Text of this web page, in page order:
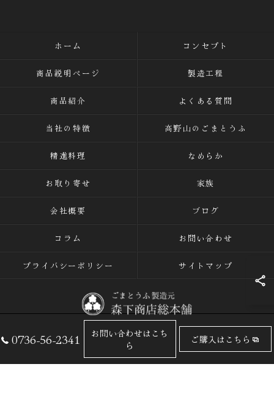
0736-56-2341
お問い合わせはこち
ら
ご購入はこちら
ホーム コンセプト
商品説明ページ 製造工程
商品紹介 よくある質問
当社の特徴 高野山のごまとうふ
精進料理 なめらか
お取り寄せ 家族
会社概要 ブログ
コラム お問い合わせ
プライバシーポリシー サイトマップ
© 2026 ごまとうふの専門店なら有限会社森下商店総本舗 ALL RIGHTS
RESERVED.